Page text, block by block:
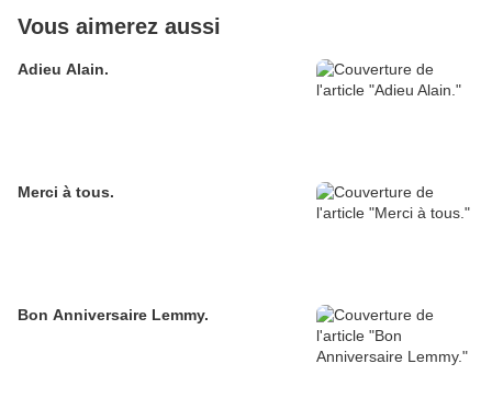
Vous aimerez aussi
Adieu Alain.
Merci à tous.
Bon Anniversaire Lemmy.